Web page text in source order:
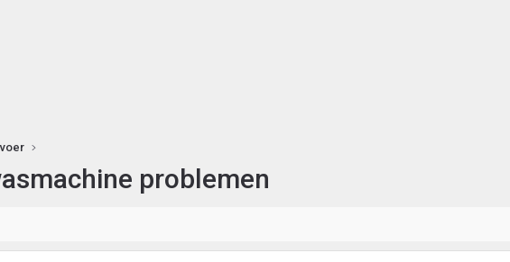
problemen